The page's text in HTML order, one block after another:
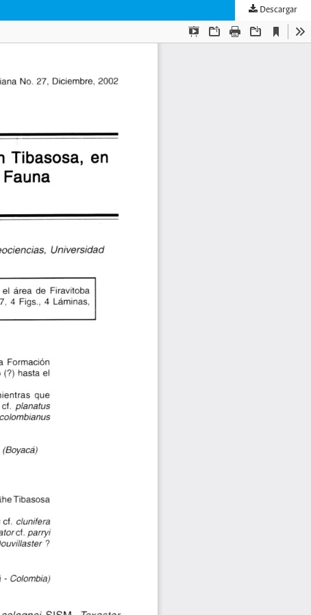
Descargar